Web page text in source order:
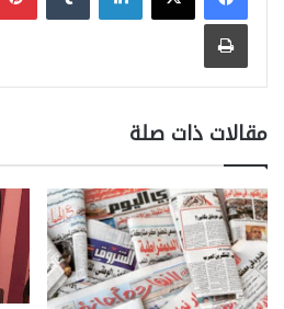
طباعة
مقالات ذات صلة